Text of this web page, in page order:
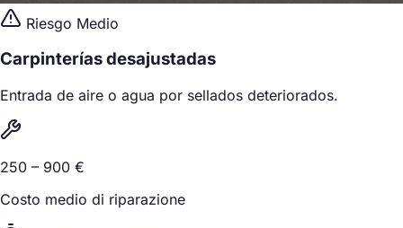
Riesgo Medio
Carpinterías desajustadas
Entrada de aire o agua por sellados deteriorados.
250 – 900 €
Costo medio di riparazione